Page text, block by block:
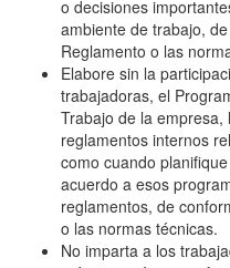
o decisiones
ambiente de trabajo,
Reglamento o las
Elabore sin la
trabajadoras, el
Trabajo de la
reglamentos internos
como cuando
acuerdo a esos
reglamentos, de
o las normas técnicas.
No imparta a los